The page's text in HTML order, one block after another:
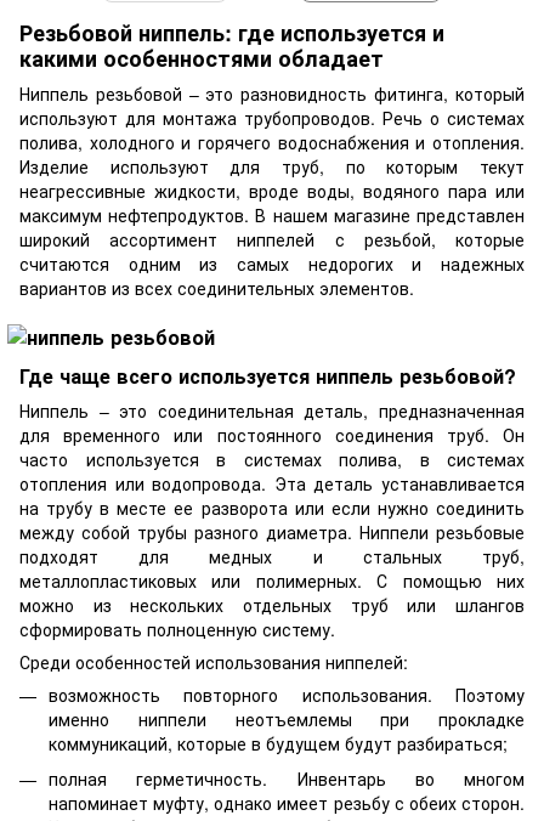
Резьбовой ниппель: где используется и
какими особенностями обладает
Ниппель резьбовой – это разновидность фитинга, который
используют для монтажа трубопроводов. Речь о системах
полива, холодного и горячего водоснабжения и отопления.
Изделие используют для труб, по которым текут
неагрессивные жидкости, вроде воды, водяного пара или
максимум нефтепродуктов. В нашем магазине представлен
широкий ассортимент ниппелей с резьбой, которые
считаются одним из самых недорогих и надежных
вариантов из всех соединительных элементов.
Где чаще всего используется ниппель резьбовой?
Ниппель – это соединительная деталь, предназначенная
для временного или постоянного соединения труб. Он
часто используется в системах полива, в системах
отопления или водопровода. Эта деталь устанавливается
на трубу в месте ее разворота или если нужно соединить
между собой трубы разного диаметра. Ниппели резьбовые
подходят для медных и стальных труб,
металлопластиковых или полимерных. С помощью них
можно из нескольких отдельных труб или шлангов
сформировать полноценную систему.
Среди особенностей использования ниппелей:
возможность повторного использования. Поэтому
именно ниппели неотъемлемы при прокладке
коммуникаций, которые в будущем будут разбираться;
полная герметичность. Инвентарь во многом
напоминает муфту, однако имеет резьбу с обеих сторон.